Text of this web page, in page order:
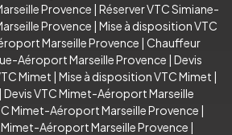
Provence | Réserver VTC Simiane-
Provence | Mise à disposition VTC
Marseille Provence | Chauffeur
Aéroport Marseille Provence | Devis
Mimet | Mise à disposition VTC Mimet |
| Devis VTC Mimet-Aéroport Marseille
Mimet-Aéroport Marseille Provence |
Aéroport Marseille Provence |